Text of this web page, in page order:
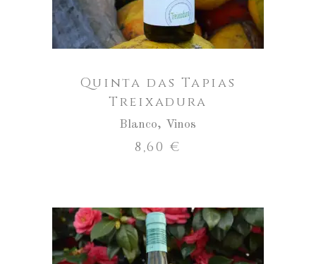
Quinta das Tapias
Treixadura
Blanco, Vinos
8,60€